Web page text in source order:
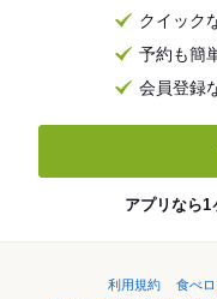
クイック
予約も簡
会員登録
アプリなら1
利用規約 食べ